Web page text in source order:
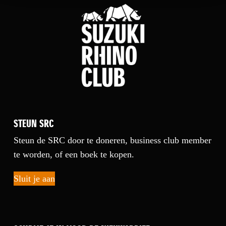
STEUN SRC
Steun de SRC door te doneren, business club member
te worden, of een boek te kopen.
Sluit je aan